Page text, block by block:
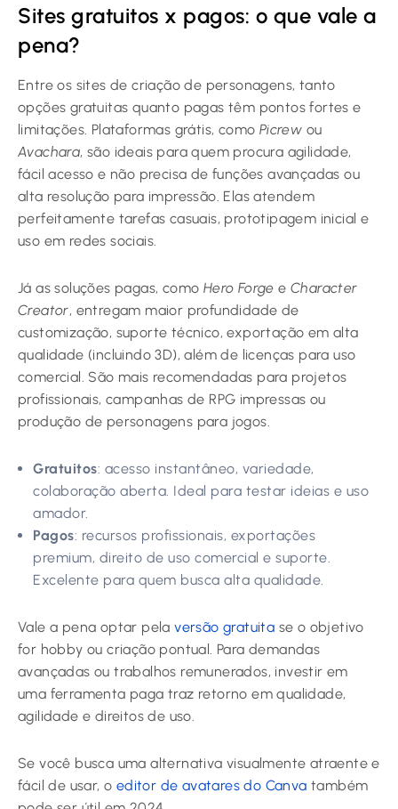
Sites gratuitos x pagos: o que vale a
pena?
Entre os sites de criação de personagens, tanto
opções gratuitas quanto pagas têm pontos fortes e
limitações. Plataformas grátis, como Picrew ou
Avachara, são ideais para quem procura agilidade,
fácil acesso e não precisa de funções avançadas ou
alta resolução para impressão. Elas atendem
perfeitamente tarefas casuais, prototipagem inicial e
uso em redes sociais.
Já as soluções pagas, como Hero Forge eCharacter
Creator, entregam maior profundidade de
customização, suporte técnico, exportação em alta
qualidade (incluindo 3D), além de licenças para uso
comercial. São mais recomendadas para projetos
profissionais, campanhas de RPG impressas ou
produção de personagens para jogos.
Gratuitos: acesso instantâneo, variedade,
colaboração aberta. Ideal para testar ideias e uso
amador.
Pagos: recursos profissionais, exportações
premium, direito de uso comercial e suporte.
Excelente para quem busca alta qualidade.
Vale a pena optar pelaversão gratuita se o objetivo
for hobby ou criação pontual. Para demandas
avançadas ou trabalhos remunerados, investir em
uma ferramenta paga traz retorno em qualidade,
agilidade e direitos de uso.
Se você busca uma alternativa visualmente atraente e
fácil de usar, o editor de avatares do Canva também